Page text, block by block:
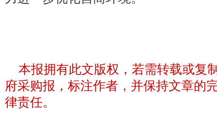
本报拥有此文版权，若需转载或复
府采购报，标注作者，并保持文章的
律责任。